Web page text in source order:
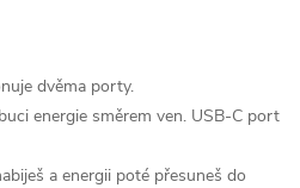
dvěma porty.
energie směrem ven. USB-C port
a energii poté přesuneš do